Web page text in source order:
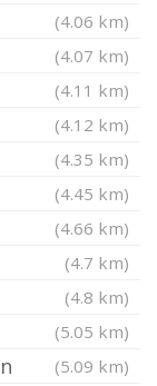
(4.06 km)
(4.07 km)
(4.11 km)
(4.12 km)
(4.35 km)
(4.45 km)
(4.66 km)
(4.7 km)
(4.8 km)
(5.05 km)
(5.09 km)